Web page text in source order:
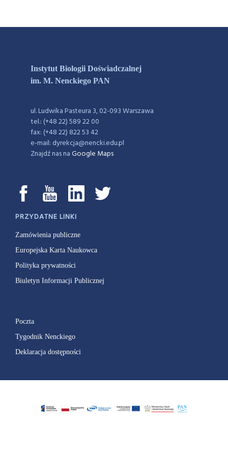
Instytut Biologii Doświadczalnej
im. M. Nenckiego PAN
ul. Ludwika Pasteura 3, 02-093 Warszawa
tel.: (+48 22) 589 22 00
fax: (+48 22) 822 53 42
e-mail: dyrekcja@nencki.edu.pl
Znajdź nas naGoogle Maps
PRZYDATNE LINKI
Zamówienia publiczne
Europejska Karta Naukowca
Polityka prywatności
Biuletyn Informacji Publicznej
Poczta
Tygodnik Nenckiego
Deklaracja dostępności